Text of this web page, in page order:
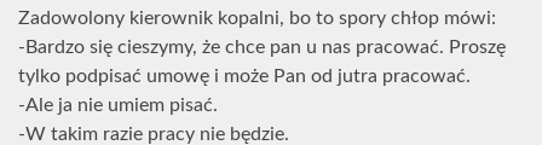
Zadowolony kierownik kopalni, bo to spory chłop mówi:
-Bardzo się cieszymy, że chce pan u nas pracować. Proszę
tylko podpisać umowę i może Pan od jutra pracować.
-Ale ja nie umiem pisać.
-W takim razie pracy nie będzie.